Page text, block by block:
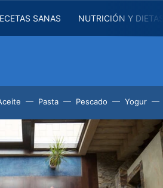
SANAS NUTRICIÓN Y
Pasta Pescado Yogur